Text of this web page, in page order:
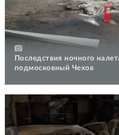
Последствия ночного
подмосковный Чехов